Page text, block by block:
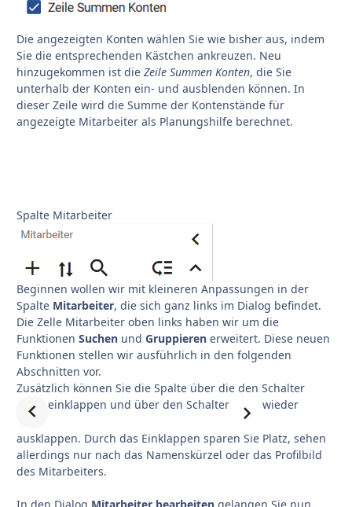
Die angezeigten Konten wählen Sie wie bisher aus, indem
Sie die entsprechenden Kästchen ankreuzen. Neu
hinzugekommen ist die Zeile Summen Konten, die Sie
unterhalb der Konten ein- und ausblenden können. In
dieser Zeile wird die Summe der Kontenstände für
angezeigte Mitarbeiter als Planungshilfe berechnet.
Spalte Mitarbeiter
Beginnen wollen wir mit kleineren Anpassungen in der
Spalte Mitarbeiter, die sich ganz links im Dialog befindet.
Die Zelle Mitarbeiter oben links haben wir um die
Funktionen Suchen und Gruppieren erweitert. Diese neuen
Funktionen stellen wir ausführlich in den folgenden
Abschnitten vor.
Zusätzlich können Sie die Spalte über die den Schalter
einklappen und über den Schalter
wieder
ausklappen. Durch das Einklappen sparen Sie Platz, sehen
allerdings nur nach das Namenskürzel oder das Profilbild
des Mitarbeiters.
In den Dialog Mitarbeiter bearbeiten gelangen Sie nun,